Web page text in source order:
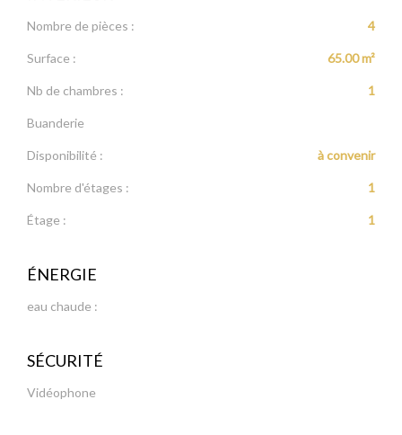
Nombre de pièces : 4
Surface : 65.00 m²
Nb de chambres : 1
Buanderie
Disponibilité : à convenir
Nombre d'étages : 1
Étage : 1
ÉNERGIE
eau chaude :
SÉCURITÉ
Vidéophone